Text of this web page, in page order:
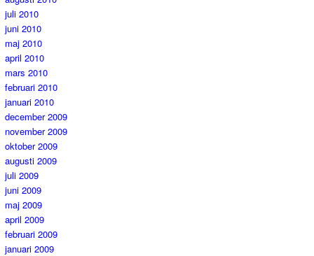
juli 2010
juni 2010
maj 2010
april 2010
mars 2010
februari 2010
januari 2010
december 2009
november 2009
oktober 2009
augusti 2009
juli 2009
juni 2009
maj 2009
april 2009
februari 2009
januari 2009